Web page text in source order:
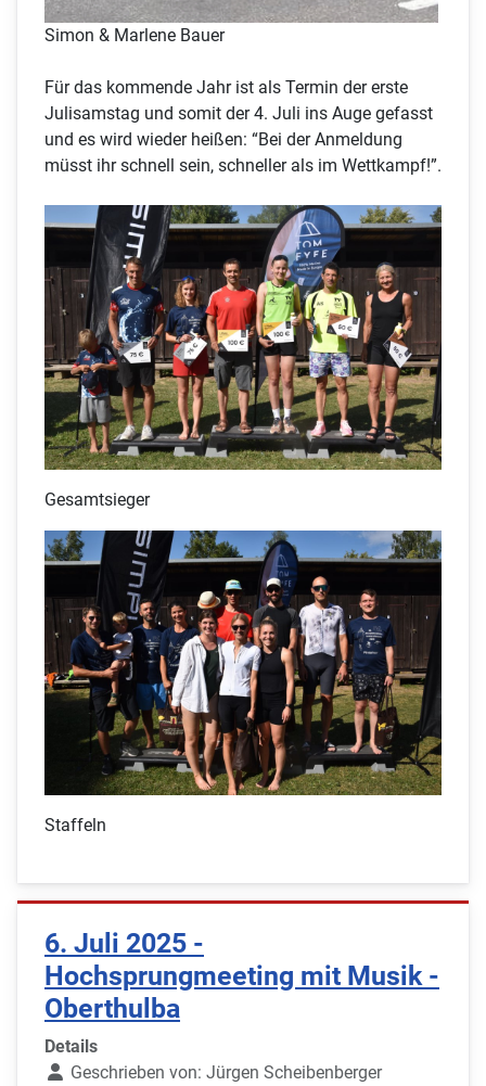
Simon & Marlene Bauer
Für das kommende Jahr ist als Termin der erste
Julisamstag und somit der 4. Juli ins Auge gefasst
und es wird wieder heißen: “Bei der Anmeldung
müsst ihr schnell sein, schneller als im Wettkampf!”.
Gesamtsieger
Staffeln
6. Juli 2025 -
Hochsprungmeeting mit Musik -
Oberthulba
Details
Geschrieben von: Jürgen Scheibenberger